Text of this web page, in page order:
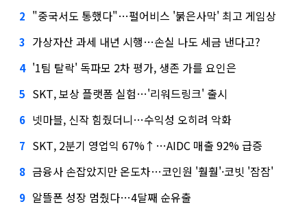
2 "중국서도 통했다"…펄어비스 '붉은사막' 최고 게임상
3 가상자산 과세 내년 시행…손실 나도 세금 낸다고?
4 '1팀 탈락' 독파모 2차 평가, 생존 가를 요인은
5 SKT, 보상 플랫폼 실험…'리워드링크' 출시
6 넷마블, 신작 힘줬더니…수익성 오히려 악화
7 SKT, 2분기 영업익 67%↑…AIDC 매출 92% 급증
8 금융사 손잡았지만 온도차…코인원 '훨훨'·코빗 '잠잠'
9 알뜰폰 성장 멈췄다…4달째 순유출